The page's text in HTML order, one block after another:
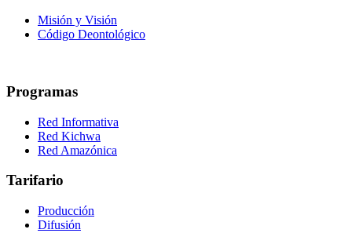
Misión y Visión
Código Deontológico
Programas
Red Informativa
Red Kichwa
Red Amazónica
Tarifario
Producción
Difusión